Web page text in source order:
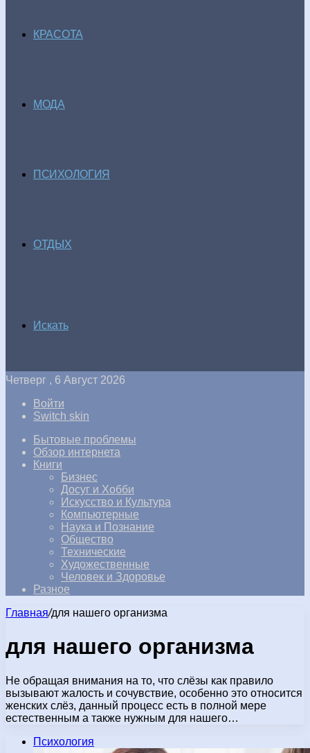
КРАСОТА
МОДА
ПСИХОЛОГИЯ
ОТДЫХ
Искать
Четверг , 6 Август 2026
Войти
Switch skin
Бытовые проблемы
Обзор интернета
Книги
Бизнес
Досуг и Хобби
Искусство и Культура
Компьютерные
Наука и Познание
Общество
Технические
Художественные
Человек и Здоровье
Разное
Главная/для нашего организма
для нашего организма
Не обращая внимания на то, что слёзы как правило
вызывают жалость и сочувствие, особенно это относится
женских слёз, данный процесс есть в полной мере
естественным а также нужным для нашего…
Психология